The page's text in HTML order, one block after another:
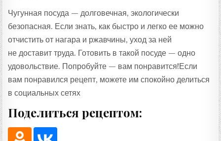
Чугунная посуда — долговечная, экологически
безопасная. Если знать, как быстро и легко ее можно
отчистить от нагара и ржавчины, уход за ней
не доставит труда. Готовить в такой посуде — одно
удовольствие. Попробуйте — вам понравится!Если
вам понравился рецепт, можете им спокойно делиться
в социальных сетях
Поделиться рецептом: